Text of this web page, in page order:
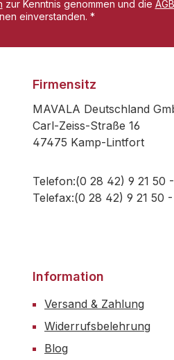
zur Kenntnis genommen und die AGB
einverstanden. *
Information
Versand & Zahlung
Widerrufsbelehrung
Blog
Firmensitz
MAVALA Deutschland
Carl-Zeiss-Straße 16
47475 Kamp-Lintfort
Telefon:(0 28 42) 9 21 50
Telefax:(0 28 42) 9 21 50